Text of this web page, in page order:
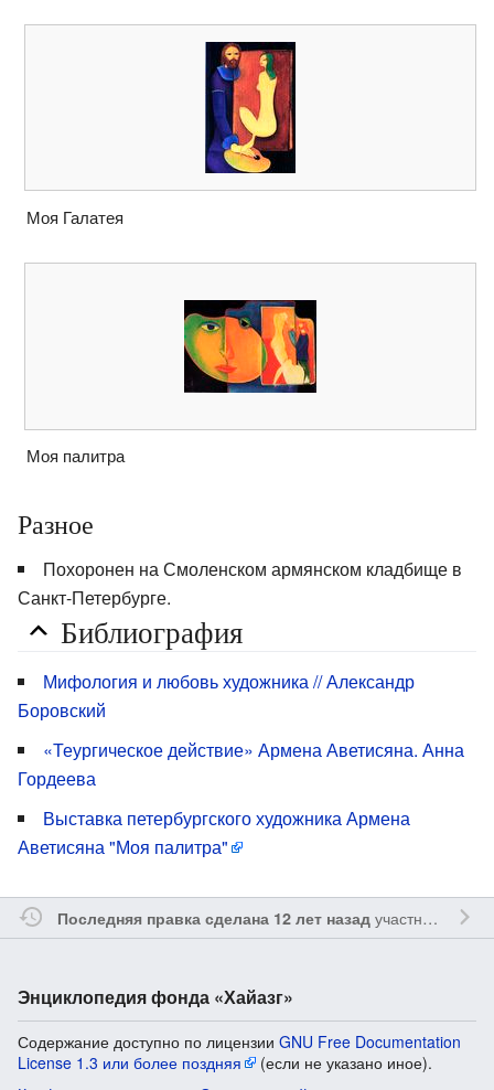
Моя Галатея
Моя палитра
Разное
Похоронен на Смоленском армянском кладбище в
Санкт-Петербурге.
Библиография
Мифология и любовь художника // Александр
Боровский
«Теургическое действие» Армена Аветисяна. Анна
Гордеева
Выставка петербургского художника Армена
Аветисяна "Моя палитра"
Последняя правка сделана 12 лет назадучастником
Энциклопедия фонда «Хайазг»
Содержание доступно по лицензии GNU Free Documentation
License 1.3 или более поздняя
(если не указано иное).